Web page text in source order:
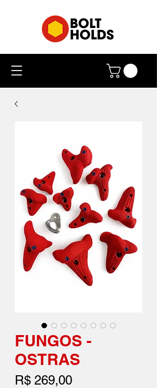
FUNGOS -
OSTRAS
R$ 269,00Preço